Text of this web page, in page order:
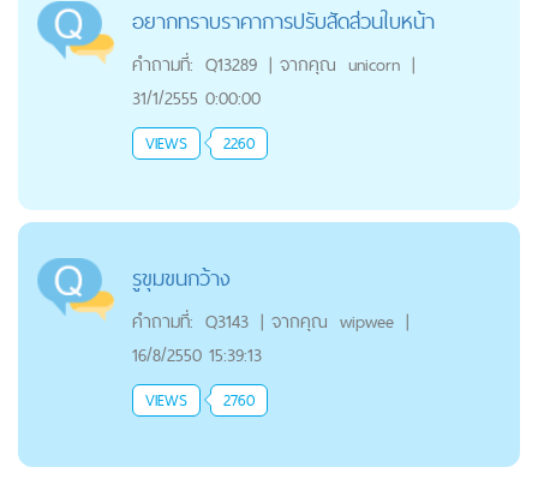
อยากทราบราคาการปรับสัดส่วนใบหน้า
คำถามที่: Q13289 | จากคุณ unicorn |
31/1/2555 0:00:00
VIEWS 2260
รูขุมขนกว้าง
คำถามที่: Q3143 | จากคุณ wipwee |
16/8/2550 15:39:13
VIEWS 2760